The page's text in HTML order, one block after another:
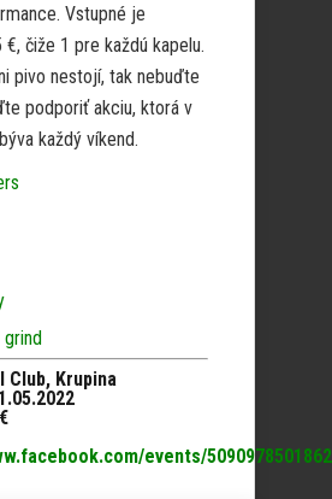
Vstupné je
€, čiže 1 pre každú kapelu.
pivo nestojí, tak nebuďte
podporiť akciu, ktorá v
každý víkend.
grind
Club, Krupina
events/